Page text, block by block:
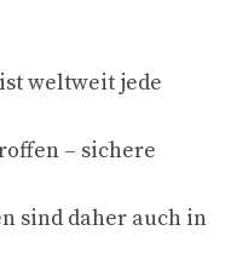
weltweit jede
– sichere
sind daher auch in